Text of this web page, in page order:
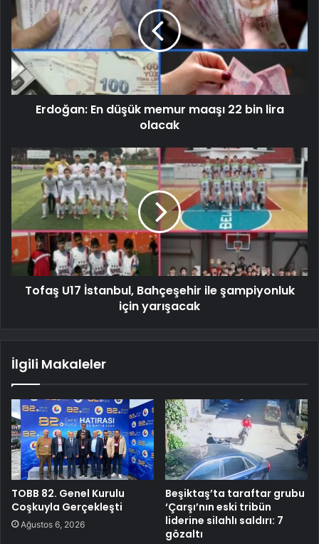
Erdoğan: En düşük memur maaşı 22 bin lira
olacak
Tofaş U17 İstanbul, Bahçeşehir ile şampiyonluk
için yarışacak
İlgili Makaleler
TOBB 82. Genel Kurulu
Coşkuyla Gerçekleşti
Ağustos 6, 2026
Beşiktaş’ta taraftar grubu
‘Çarşı’nın eski tribün
liderine silahlı saldırı: 7
gözaltı